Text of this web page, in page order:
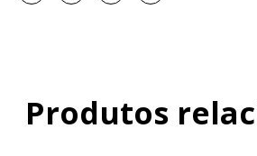
Produtos